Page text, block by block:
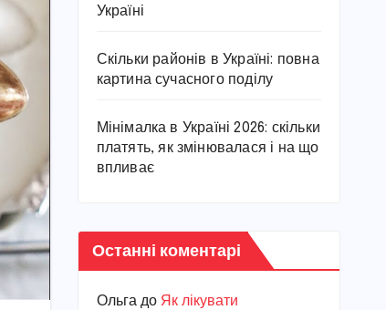
Україні
Скільки районів в Україні: повна
картина сучасного поділу
Мінімалка в Україні 2026: скільки
платять, як змінювалася і на що
впливає
Останні коментарі
Ольгадо Як лікувати